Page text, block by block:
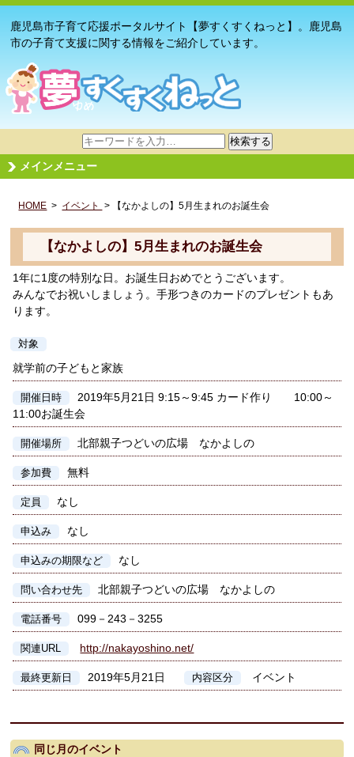
鹿児島市子育て応援ポータルサイト【夢すくすくねっと】。鹿児島
市の子育て支援に関する情報をご紹介しています。
サ
イ
ト
検
検索する
メインメニュー
HOME > イベント > 【なかよしの】5月生まれのお誕生会
【なかよしの】5月生まれのお誕生会
1年に1度の特別な日。お誕生日おめでとうございます。
みんなでお祝いしましょう。手形つきのカードのプレゼントもあ
ります。
対象
就学前の子どもと家族
開催日時
2019年5月21日 9:15～9:45 カード作り 10:00～
11:00お誕生会
開催場所 北部親子つどいの広場 なかよしの
参加費 無料
定員 なし
申込み なし
申込みの期限など なし
問い合わせ先 北部親子つどいの広場 なかよしの
電話番号 099－243－3255
関連URL http://nakayoshino.net/
最終更新日 2019年5月21日 内容区分 イベント
同じ月のイベント